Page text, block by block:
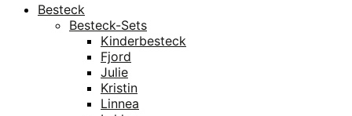
Besteck
Besteck-Sets
Kinderbesteck
Fjord
Julie
Kristin
Linnea